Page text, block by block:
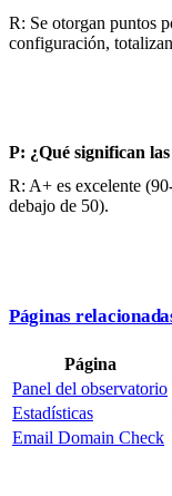
R: Se otorgan puntos
configuración,
P: ¿Qué significan
R: A+ es excelente
debajo de 50).
Páginas
Página
Panel del observatorio
Estadísticas
Email Domain Check